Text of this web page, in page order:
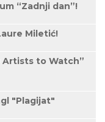
“Zadnji dan”!
Miletić!
Artists to Watch”
"Plagijat"